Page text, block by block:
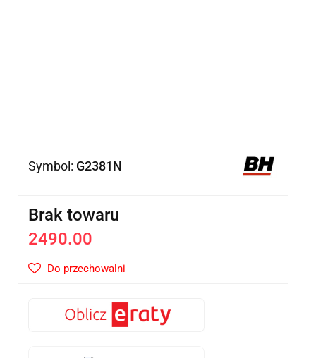
Symbol: G2381N
Brak towaru
2490.00
Do przechowalni